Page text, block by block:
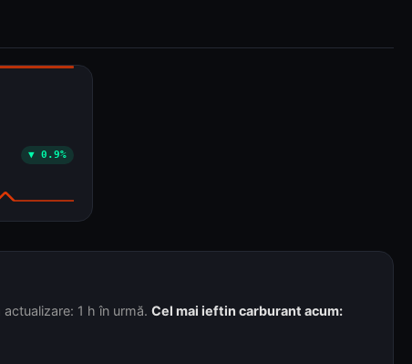
▼ 0.9%
1 h în urmă. Cel mai ieftin carburant acum: